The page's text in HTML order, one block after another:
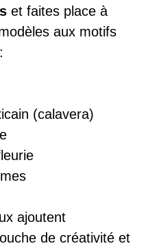
et faites place à
aux motifs
(calavera)
ajoutent
de créativité et